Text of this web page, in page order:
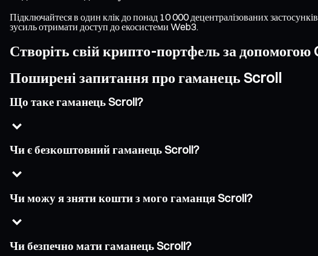
Підключайтеся в один клік до понад 10 000 децентралізованих
зусиль отримати доступ до екосистеми Web3.
Створіть свій крипто-портфель за
Поширені запитання про гаманець Scroll
Що таке гаманець Scroll?
Чи є безкоштовний гаманець Scroll?
Чи можу я зняти кошти з мого гаманця Scroll?
Чи безпечно мати гаманець Scroll?